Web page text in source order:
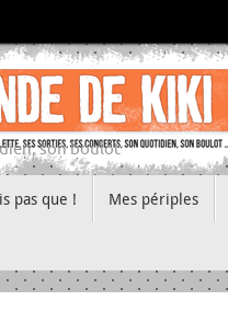
son boulot
pas que ! Mes périples